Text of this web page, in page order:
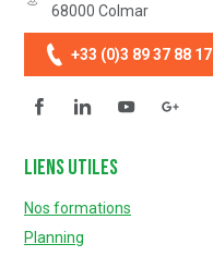
68000 Colmar
+33 (0)3 89 37 88 17
FacebookLinkedinYouTube
Liens utiles
Nos formations
Planning